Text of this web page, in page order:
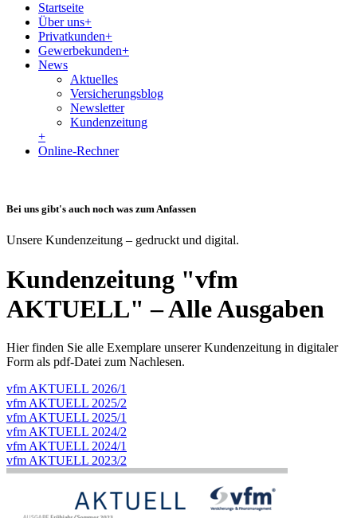
Startseite
Über uns+
Privatkunden+
Gewerbekunden+
News
Aktuelles
Versicherungsblog
Newsletter
Kundenzeitung
+
Online-Rechner
Bei uns gibt's auch noch was zum Anfassen
Unsere Kundenzeitung – gedruckt und digital.
Kundenzeitung "vfm
AKTUELL" – Alle Ausgaben
Hier finden Sie alle Exemplare unserer Kundenzeitung in digitaler
Form als pdf-Datei zum Nachlesen.
vfm AKTUELL 2026/1
vfm AKTUELL 2025/2
vfm AKTUELL 2025/1
vfm AKTUELL 2024/2
vfm AKTUELL 2024/1
vfm AKTUELL 2023/2